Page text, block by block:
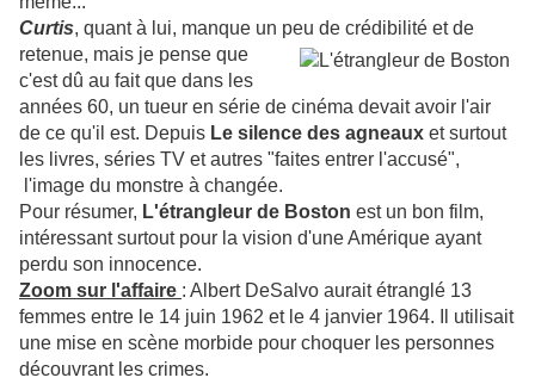
Curtis, quant à lui, manque un peu de crédibilité et de
retenue, mais je pense que
c'est dû au fait que dans les
années 60, un tueur en série de cinéma devait avoir l'air
de ce qu'il est. Depuis Le silence des agneaux et surtout
les livres, séries TV et autres "faites entrer l'accusé",
l'image du monstre à changée.
Pour résumer, L'étrangleur de Boston est un bon film,
intéressant surtout pour la vision d'une Amérique ayant
perdu son innocence.
Zoom sur l'affaire : Albert DeSalvo aurait étranglé 13
femmes entre le 14 juin 1962 et le 4 janvier 1964. Il utilisait
une mise en scène morbide pour choquer les personnes
découvrant les crimes.